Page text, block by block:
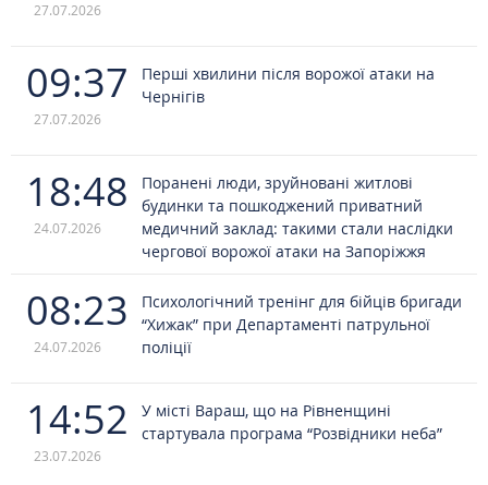
27.07.2026
09:37
27.07.2026
Перші хвилини після ворожої атаки на
Чернігів
18:48
24.07.2026
Поранені люди, зруйновані житлові
будинки та пошкоджений приватний
медичний заклад: такими стали наслідки
чергової ворожої атаки на Запоріжжя
08:23
24.07.2026
Психологічний тренінг для бійців бригади
“Хижак” при Департаменті патрульної
поліції
14:52
23.07.2026
У місті Вараш, що на Рівненщині
стартувала програма “Розвідники неба”